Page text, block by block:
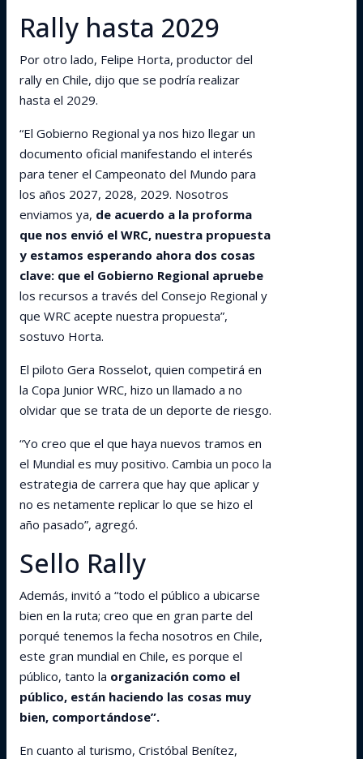
Rally hasta 2029
Por otro lado, Felipe Horta, productor del
rally en Chile, dijo que se podría realizar
hasta el 2029.
“El Gobierno Regional ya nos hizo llegar un
documento oficial manifestando el interés
para tener el Campeonato del Mundo para
los años 2027, 2028, 2029. Nosotros
enviamos ya, de acuerdo a la proforma
que nos envió el WRC, nuestra propuesta
y estamos esperando ahora dos cosas
clave: que el Gobierno Regional apruebe
los recursos a través del Consejo Regional y
que WRC acepte nuestra propuesta”,
sostuvo Horta.
El piloto Gera Rosselot, quien competirá en
la Copa Junior WRC, hizo un llamado a no
olvidar que se trata de un deporte de riesgo.
“Yo creo que el que haya nuevos tramos en
el Mundial es muy positivo. Cambia un poco la
estrategia de carrera que hay que aplicar y
no es netamente replicar lo que se hizo el
año pasado”, agregó.
Sello Rally
Además, invitó a “todo el público a ubicarse
bien en la ruta; creo que en gran parte del
porqué tenemos la fecha nosotros en Chile,
este gran mundial en Chile, es porque el
público, tanto la organización como el
público, están haciendo las cosas muy
bien, comportándose”.
En cuanto al turismo, Cristóbal Benítez,